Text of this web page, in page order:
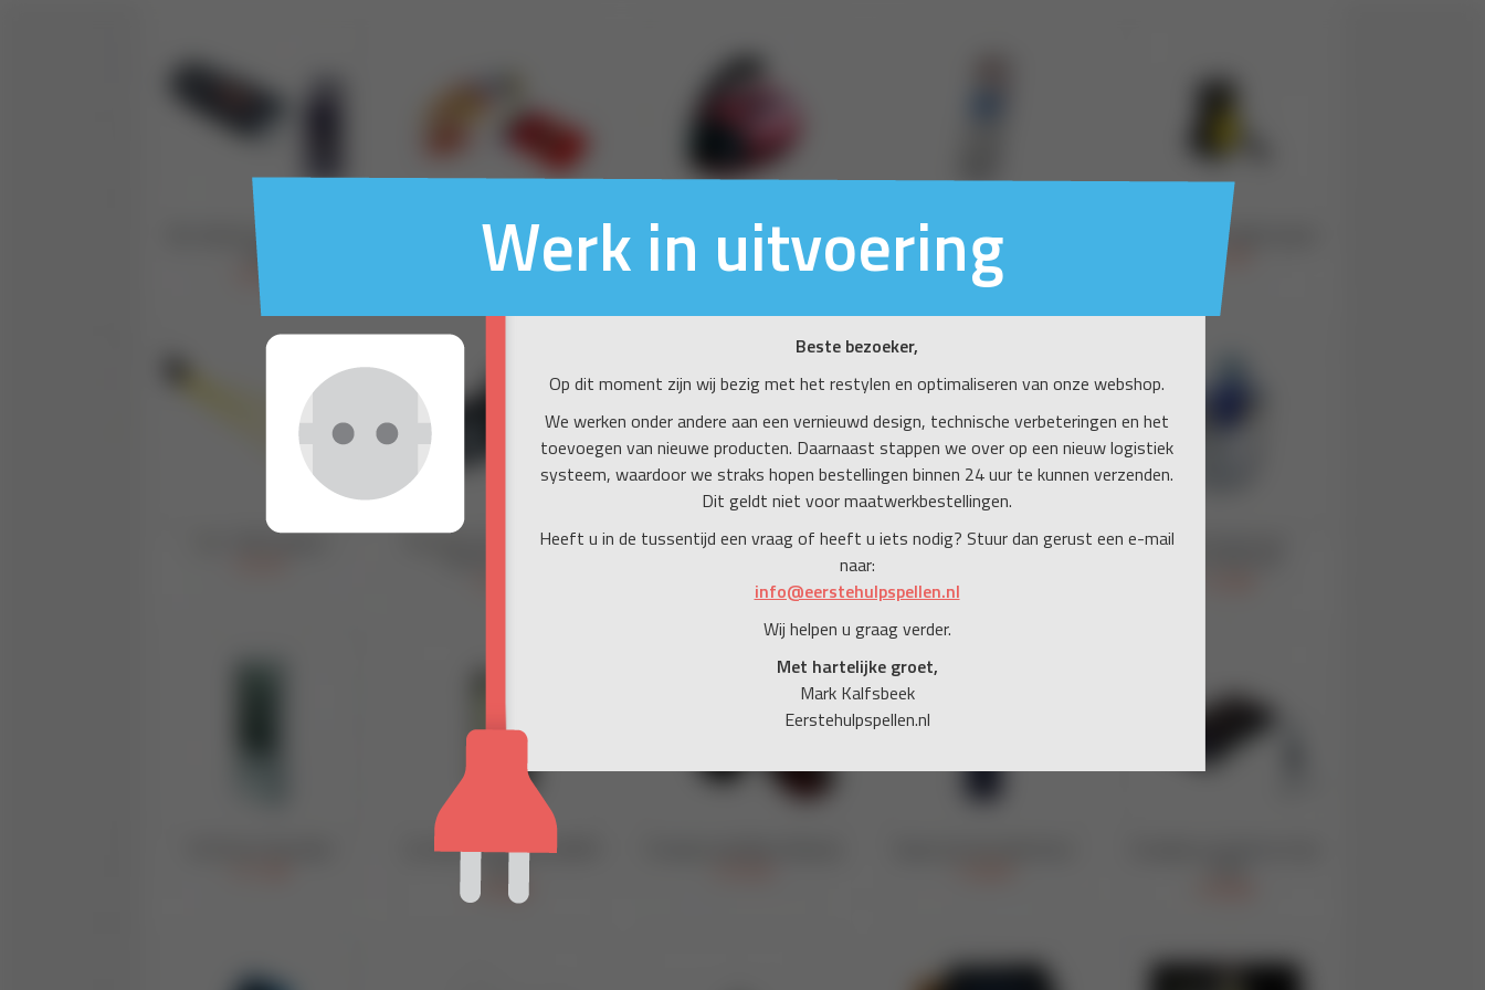
Werk in uitvoering
Beste bezoeker,
Op dit moment zijn wij bezig met het restylen en optimaliseren van onze webshop.
We werken onder andere aan een vernieuwd design, technische verbeteringen en het
toevoegen van nieuwe producten. Daarnaast stappen we over op een nieuw logistiek
systeem, waardoor we straks hopen bestellingen binnen 24 uur te kunnen verzenden.
Dit geldt niet voor maatwerkbestellingen.
Heeft u in de tussentijd een vraag of heeft u iets nodig? Stuur dan gerust een e-mail
naar:
info@eerstehulpspellen.nl
Wij helpen u graag verder.
Met hartelijke groet,
Mark Kalfsbeek
Eerstehulpspellen.nl